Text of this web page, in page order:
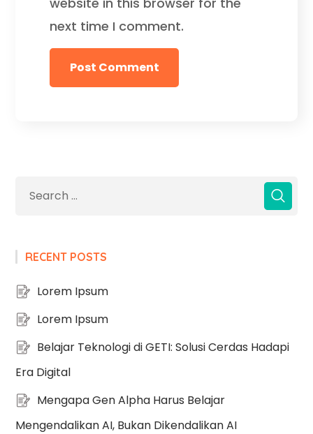
next time I comment.
RECENT POSTS
Lorem Ipsum
Lorem Ipsum
Belajar Teknologi di GETI: Solusi Cerdas Hadapi
Era Digital
Mengapa Gen Alpha Harus Belajar
Mengendalikan AI, Bukan Dikendalikan AI